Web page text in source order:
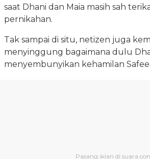
saat Dhani dan Maia masih sah
pernikahan.
Tak sampai di situ, netizen juga
menyinggung bagaimana dulu
menyembunyikan kehamilan